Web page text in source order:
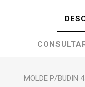
MOLDE P/BUDIN